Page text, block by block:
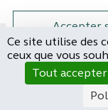
Accepter
Site
Open Source
grâce aulogiciel
(Lien
Ce site utilise des
ceux que vous
Tout accepter